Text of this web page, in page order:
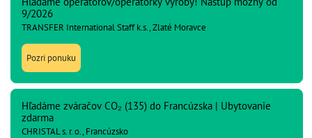
9/2026
TRANSFER International Staff k.s., Zlaté Moravce
Pozri ponuku
Hľadáme zváračov CO₂ (135) do Francúzska | Ubytovanie
zdarma
CHRISTAL s. r. o., Francúzsko